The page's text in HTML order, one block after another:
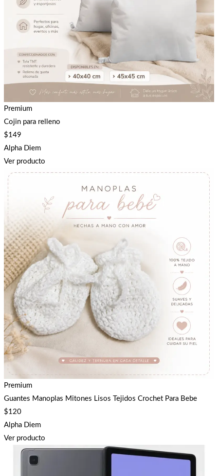
Premium
Cojin para relleno
$149
Alpha Diem
Ver producto
Premium
Guantes Manoplas Mitones Lisos Tejidos Crochet Para Bebe
$120
Alpha Diem
Ver producto